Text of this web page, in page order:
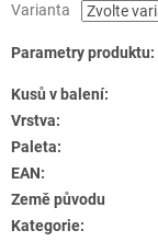
Varianta
Parametry produktu:
Kusů v balení:
Vrstva:
Paleta:
EAN:
Země původu
Kategorie: